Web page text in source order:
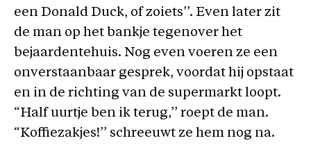
een Donald Duck, of zoiets’’. Even later zit
de man op het bankje tegenover het
bejaardentehuis. Nog even voeren ze een
onverstaanbaar gesprek, voordat hij opstaat
en in de richting van de supermarkt loopt.
“Half uurtje ben ik terug,’’ roept de man.
“Koffiezakjes!’’ schreeuwt ze hem nog na.